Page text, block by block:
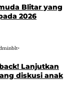
Blitar yang
2026
•
Lanjutkan
diskusi anak